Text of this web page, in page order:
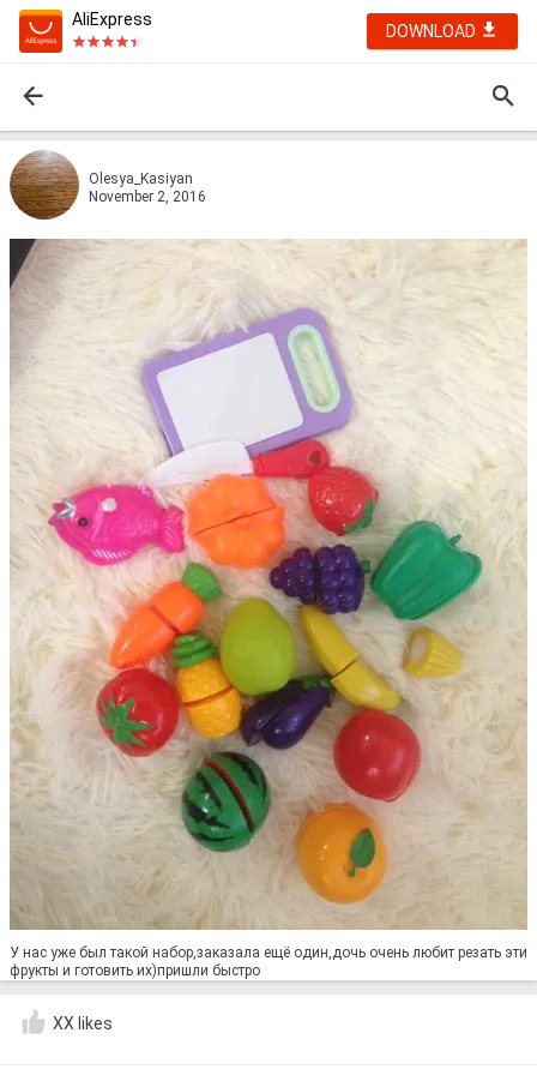
AliExpress
DOWNLOAD
Olesya_Kasiyan
November 2, 2016
У нас уже был такой набор,заказала ещё один,дочь очень любит резать эти
фрукты и готовить их)пришли быстро
XX likes